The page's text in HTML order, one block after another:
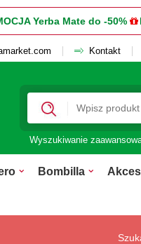
Yerba Mate do -50%
Kontakt
Wyszukiwanie
Bombilla